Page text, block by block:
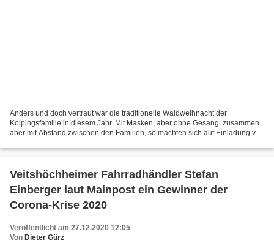
Anders und doch vertraut war die traditionelle Waldweihnacht der
Kolpingsfamilie in diesem Jahr. Mit Masken, aber ohne Gesang, zusammen
aber mit Abstand zwischen den Familien, so machten sich auf Einladung von
Veitshöchheimer Fahrradhändler Stefan
Einberger laut Mainpost ein Gewinner der
Corona-Krise 2020
Veröffentlicht am 27.12.2020 12:05
Von Dieter Gürz